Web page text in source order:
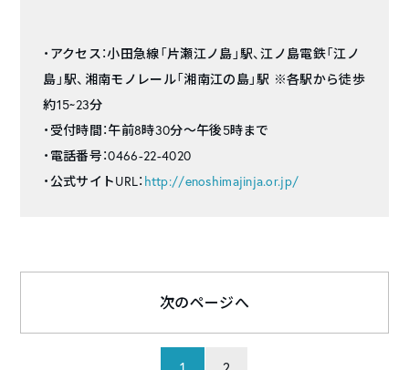
・アクセス：小田急線「片瀬江ノ島」駅、江ノ島電鉄「江ノ
島」駅、湘南モノレール「湘南江の島」駅 ※各駅から徒歩
約15~23分
・受付時間：午前8時30分～午後5時まで
・電話番号：0466-22-4020
・公式サイトURL： http://enoshimajinja.or.jp/
次のページへ